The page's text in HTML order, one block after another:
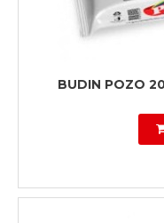
BUDIN POZO